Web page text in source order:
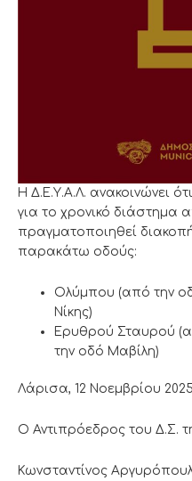
Η Δ.Ε.Υ.Α.Λ. ανακοινώνει
για το χρονικό διάστημα
πραγματοποιηθεί
παρακάτω οδούς:
Ολύμπου (από την
Νίκης)
Ερυθρού Σταυρού
την οδό Μαβίλη)
Λάρισα, 12 Νοεμβρίου 2025
Ο Αντιπρόεδρος του Δ.Σ.
Κωνσταντίνος